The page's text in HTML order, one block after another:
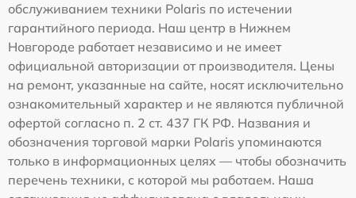
обслуживанием техники Polaris по истечении
гарантийного периода. Наш центр в Нижнем
Новгороде работает независимо и не имеет
официальной авторизации от производителя. Цены
на ремонт, указанные на сайте, носят исключительно
ознакомительный характер и не являются публичной
офертой согласно п. 2 ст. 437 ГК РФ. Названия и
обозначения торговой марки Polaris упоминаются
только в информационных целях — чтобы обозначить
перечень техники, с которой мы работаем. Наша